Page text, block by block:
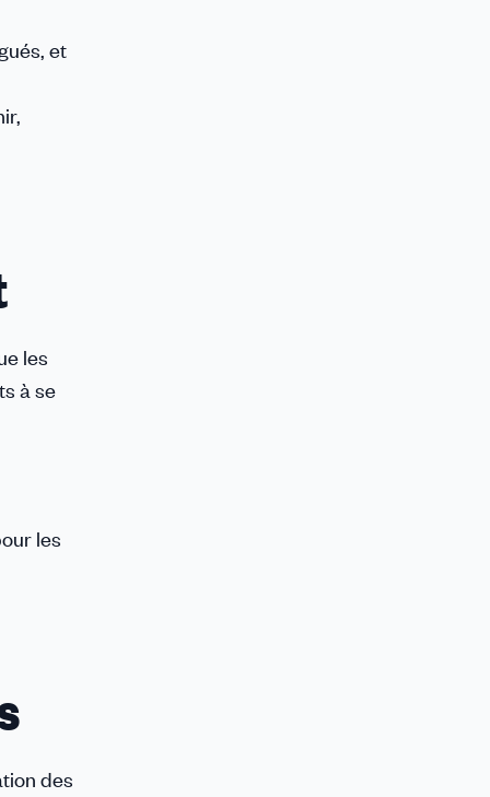
et
les
à se
les
des